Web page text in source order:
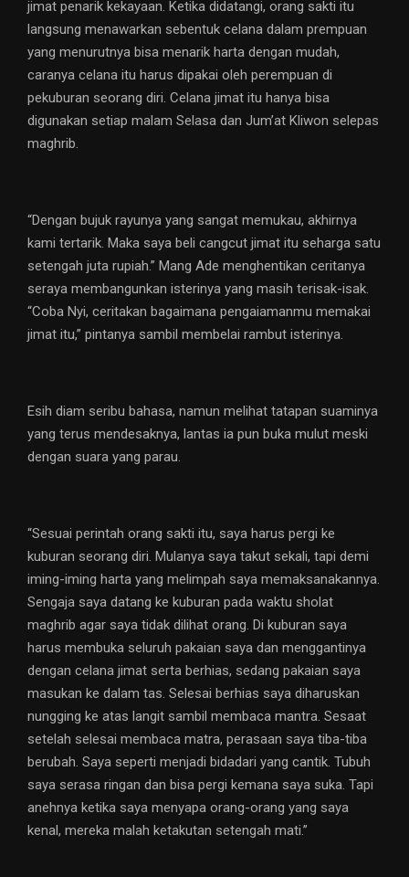
jimat penarik kekayaan. Ketika didatangi, orang sakti itu
langsung menawarkan sebentuk celana dalam prempuan
yang menurutnya bisa menarik harta dengan mudah,
caranya celana itu harus dipakai oleh perempuan di
pekuburan seorang diri. Celana jimat itu hanya bisa
digunakan setiap malam Selasa dan Jum’at Kliwon selepas
maghrib.
“Dengan bujuk rayunya yang sangat memukau, akhirnya
kami tertarik. Maka saya beli cangcut jimat itu seharga satu
setengah juta rupiah.” Mang Ade menghentikan ceritanya
seraya membangunkan isterinya yang masih terisak-isak.
“Coba Nyi, ceritakan bagaimana pengaiamanmu memakai
jimat itu,” pintanya sambil membelai rambut isterinya.
Esih diam seribu bahasa, namun melihat tatapan suaminya
yang terus mendesaknya, lantas ia pun buka mulut meski
dengan suara yang parau.
“Sesuai perintah orang sakti itu, saya harus pergi ke
kuburan seorang diri. Mulanya saya takut sekali, tapi demi
iming-iming harta yang melimpah saya memaksanakannya.
Sengaja saya datang ke kuburan pada waktu sholat
maghrib agar saya tidak dilihat orang. Di kuburan saya
harus membuka seluruh pakaian saya dan menggantinya
dengan celana jimat serta berhias, sedang pakaian saya
masukan ke dalam tas. Selesai berhias saya diharuskan
nungging ke atas langit sambil membaca mantra. Sesaat
setelah selesai membaca matra, perasaan saya tiba-tiba
berubah. Saya seperti menjadi bidadari yang cantik. Tubuh
saya serasa ringan dan bisa pergi kemana saya suka. Tapi
anehnya ketika saya menyapa orang-orang yang saya
kenal, mereka malah ketakutan setengah mati.”